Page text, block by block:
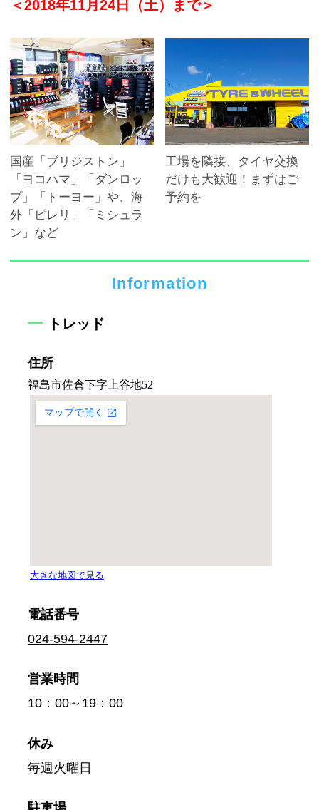
＜2018年11月24日（土）まで＞
国産「ブリジストン」
「ヨコハマ」「ダンロッ
プ」「トーヨー」や、海
外「ピレリ」「ミシュラ
ン」など
工場を隣接、タイヤ交換
だけも大歓迎！まずはご
予約を
Information
トレッド
住所
電話番号
024-594-2447
営業時間
10：00～19：00
休み
毎週火曜日